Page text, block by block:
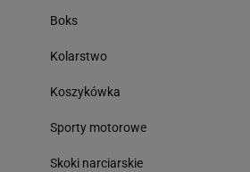
Boks
Kolarstwo
Koszykówka
Sporty motorowe
Skoki narciarskie